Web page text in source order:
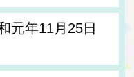
元年11月25日